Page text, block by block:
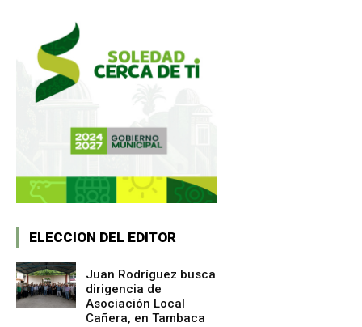
ELECCION DEL EDITOR
Juan Rodríguez busca
dirigencia de
Asociación Local
Cañera, en Tambaca